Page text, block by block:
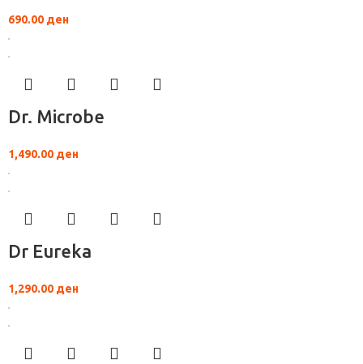
690.00 ден
Dr. Microbe
1,490.00 ден
Dr Eureka
1,290.00 ден